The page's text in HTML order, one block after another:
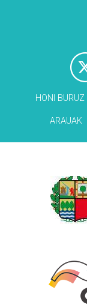
HONI BURUZ
ARAUAK